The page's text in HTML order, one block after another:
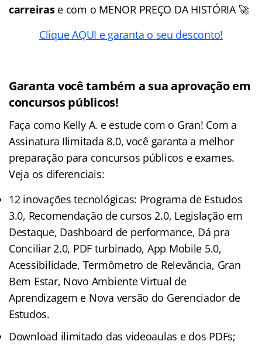
carreirase com o MENOR PREÇO DA HISTÓRIA 🚀
Clique AQUI e garanta o seu desconto!
Garanta você também a sua aprovação em
concursos públicos!
Faça como Kelly A. e estude com o Gran! Com a
Assinatura Ilimitada 8.0, você garanta a melhor
preparação para concursos públicos e exames.
Veja os diferenciais:
12 inovações tecnológicas: Programa de Estudos
3.0, Recomendação de cursos 2.0, Legislação em
Destaque, Dashboard de performance, Dá pra
Conciliar 2.0, PDF turbinado, App Mobile 5.0,
Acessibilidade, Termômetro de Relevância, Gran
Bem Estar, Novo Ambiente Virtual de
Aprendizagem e Nova versão do Gerenciador de
Estudos.
Download ilimitado das videoaulas e dos PDFs;